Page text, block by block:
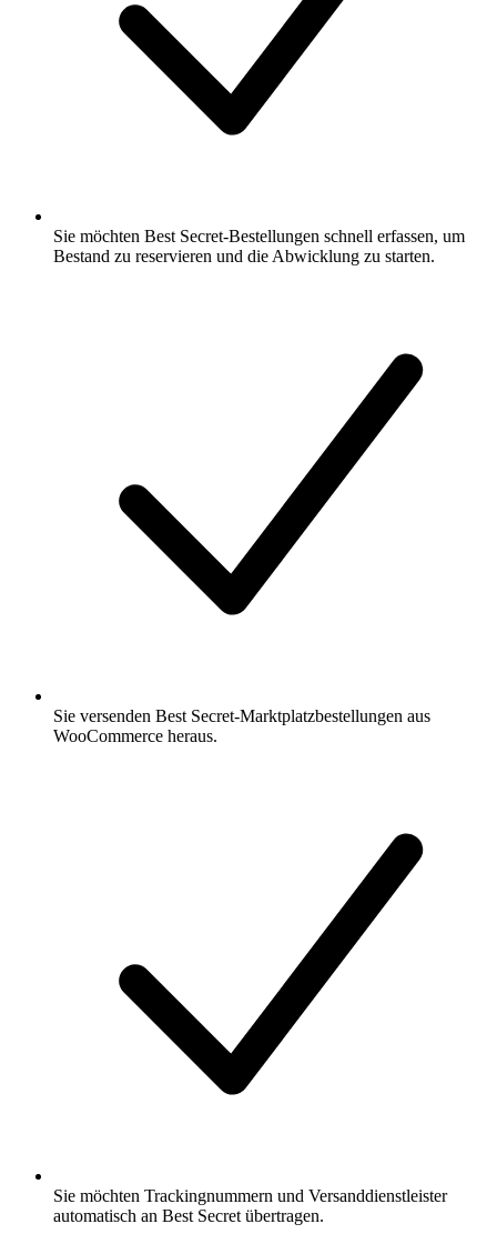
Sie möchten Best Secret-Bestellungen schnell erfassen, um
Bestand zu reservieren und die Abwicklung zu starten.
Sie versenden Best Secret-Marktplatzbestellungen aus
WooCommerce heraus.
Sie möchten Trackingnummern und Versanddienstleister
automatisch an Best Secret übertragen.